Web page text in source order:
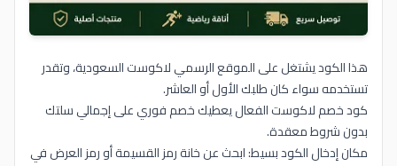
هذا الكود يشتغل على الموقع الرسمي لاكوست السعودية، وتقدر
تستخدمه سواء كان طلبك الأول أو العاشر.
كود خصم لاكوست الفعال يعطيك خصم فوري على إجمالي سلتك
بدون شروط معقدة.
مكان إدخال الكود بسيط: ابحث عن خانة رمز القسيمة أو رمز العرض في